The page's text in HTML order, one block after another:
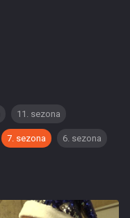
11. sezona
7. sezona 6. sezona